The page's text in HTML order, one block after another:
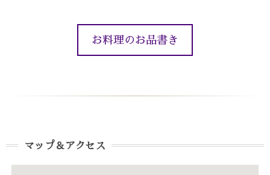
お料理のお品書き
マップ＆アクセス